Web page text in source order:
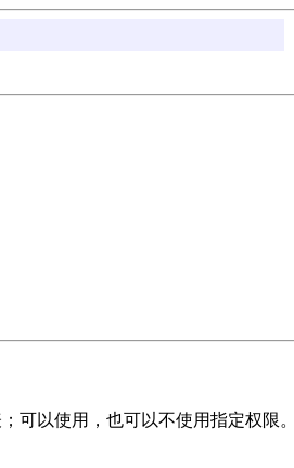
可以使用，也可以不使用指定权限。